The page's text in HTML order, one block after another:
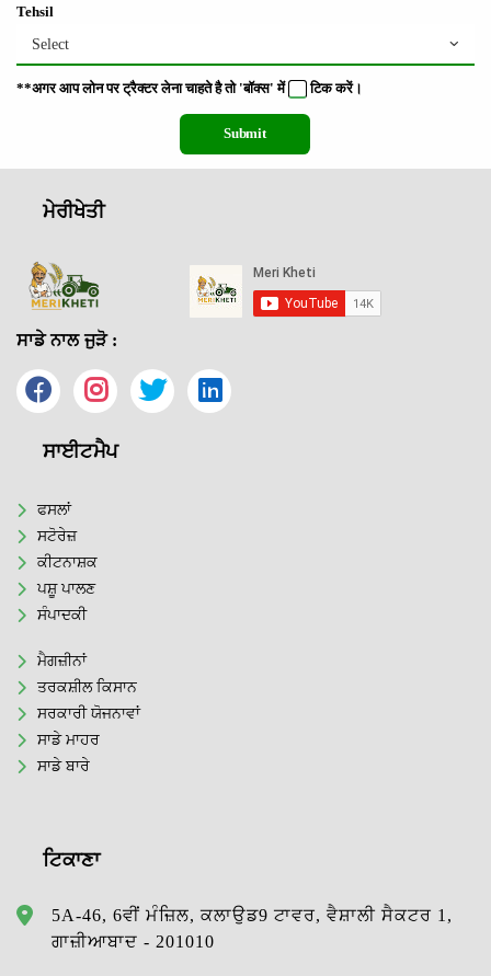
Tehsil
Select
**अगर आप लोन पर ट्रैक्टर लेना चाहते है तो 'बॉक्स' में टिककरें।
Submit
ਮੇਰੀਖੇਤੀ
ਸਾਡੇ ਨਾਲ ਜੁੜੋ :
ਸਾਈਟਮੈਪ
ਫਸਲਾਂ
ਸਟੋਰੇਜ਼
ਕੀਟਨਾਸ਼ਕ
ਪਸ਼ੂ ਪਾਲਣ
ਸੰਪਾਦਕੀ
ਮੈਗਜ਼ੀਨਾਂ
ਤਰਕਸ਼ੀਲ ਕਿਸਾਨ
ਸਰਕਾਰੀ ਯੋਜਨਾਵਾਂ
ਸਾਡੇ ਮਾਹਰ
ਸਾਡੇ ਬਾਰੇ
ਟਿਕਾਣਾ
5A-46, 6ਵੀਂ ਮੰਜ਼ਿਲ, ਕਲਾਉਡ9 ਟਾਵਰ, ਵੈਸ਼ਾਲੀ ਸੈਕਟਰ 1,
ਗਾਜ਼ੀਆਬਾਦ - 201010